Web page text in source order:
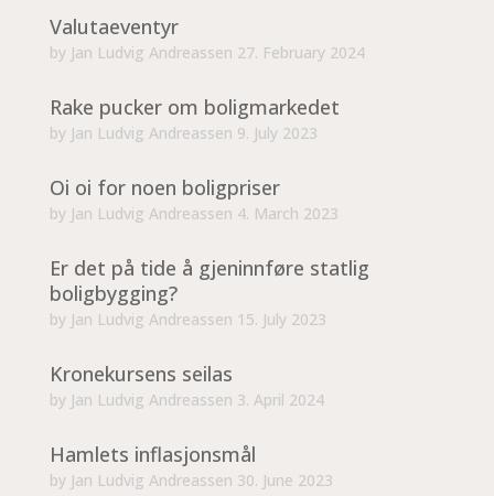
Valutaeventyr
by Jan Ludvig Andreassen 27. February 2024
Rake pucker om boligmarkedet
by Jan Ludvig Andreassen 9. July 2023
Oi oi for noen boligpriser
by Jan Ludvig Andreassen 4. March 2023
Er det på tide å gjeninnføre statlig
boligbygging?
by Jan Ludvig Andreassen 15. July 2023
Kronekursens seilas
by Jan Ludvig Andreassen 3. April 2024
Hamlets inflasjonsmål
by Jan Ludvig Andreassen 30. June 2023